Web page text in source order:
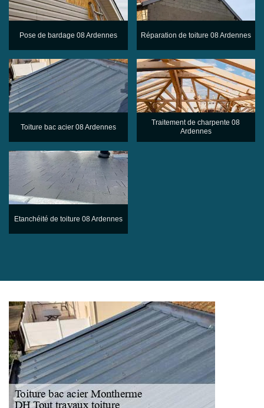
Pose de bardage 08 Ardennes Réparation de toiture 08 Ardennes
Toiture bac acier 08 Ardennes
Traitement de charpente 08
Ardennes
Etanchéité de toiture 08 Ardennes